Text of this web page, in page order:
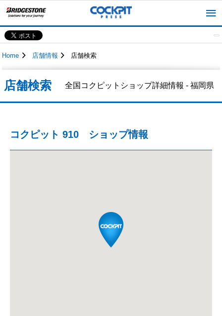
Home 店舗情報 店舗検索
店舗検索 全国コクピットショップ詳細情報 - 福岡県
コクピット 910 ショップ情報